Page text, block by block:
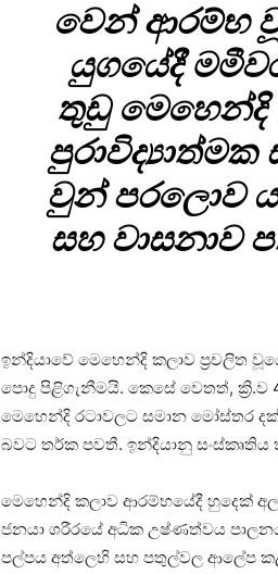
වෙන් ආරම්භ
යුග­යේදී
තුඩු
වුන් පර­ලොව
සහ වාස­නාව
ඉන්දි­යාවේ මෙහෙන්දි කලාව ප්‍රච­ලිත
පොදු පිළි­ගැ­නී­මයි. කෙසේ වෙතත්,
මෙහෙන්දි රටා­ව­ලට සමාන මෝස්තර
බවට තර්ක පවතී. ඉන්දි­යානු
මෙහෙන්දි කලාව ආර­ම්භ­යේදී හුදෙක්
ජනයා ශරී­රයේ අධික උෂ්ණ­ත්වය
පල්පය අත්ලෙහි සහ පතු­ල්වල ආලේප